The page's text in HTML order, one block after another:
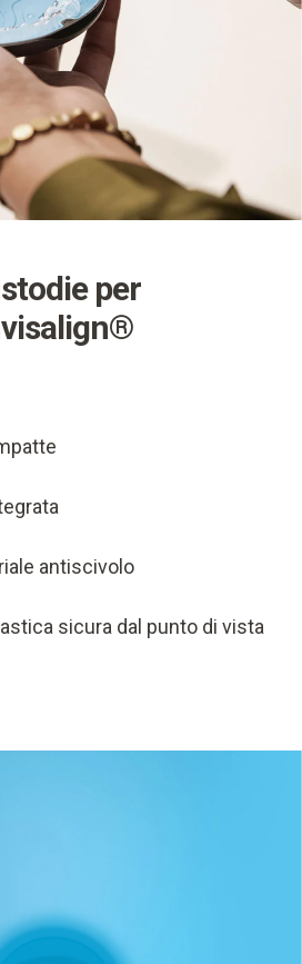
per
antiscivolo
sicura dal punto di vista